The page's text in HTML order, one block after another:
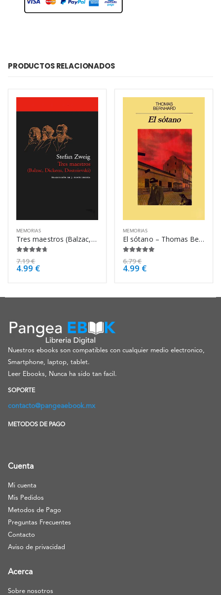
PRODUCTOS RELACIONADOS
MEMORIAS
Tres maestros (Balzac, Dickens, – Stefan Zweig
7.19€
4.99 €
MEMORIAS
El sótano – Thomas Bernhard
6.79€
4.99 €
Nuestros ebooks son compatibles con cualquier medio electronico,
Smartphone, laptop, tablet.
Leer Ebooks, Nunca ha sido tan facil.
SOPORTE
contacto@pangeaebook.mx
METODOS DE PAGO
Cuenta
Mi cuenta
Mis Pedidos
Metodos de Pago
Preguntas Frecuentes
Contacto
Aviso de privacidad
Acerca
Sobre nosotros